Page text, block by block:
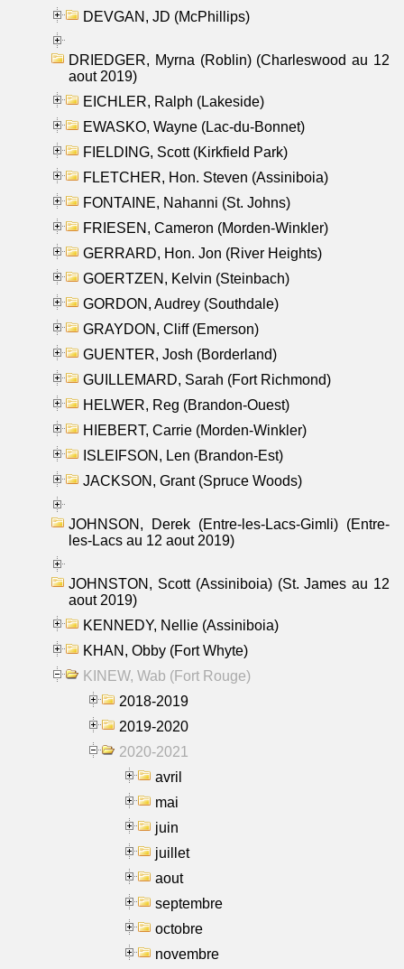
DEVGAN, JD (McPhillips)
DRIEDGER, Myrna (Roblin) (Charleswood au 12
aout 2019)
EICHLER, Ralph (Lakeside)
EWASKO, Wayne (Lac-du-Bonnet)
FIELDING, Scott (Kirkfield Park)
FLETCHER, Hon. Steven (Assiniboia)
FONTAINE, Nahanni (St. Johns)
FRIESEN, Cameron (Morden-Winkler)
GERRARD, Hon. Jon (River Heights)
GOERTZEN, Kelvin (Steinbach)
GORDON, Audrey (Southdale)
GRAYDON, Cliff (Emerson)
GUENTER, Josh (Borderland)
GUILLEMARD, Sarah (Fort Richmond)
HELWER, Reg (Brandon-Ouest)
HIEBERT, Carrie (Morden-Winkler)
ISLEIFSON, Len (Brandon-Est)
JACKSON, Grant (Spruce Woods)
JOHNSON, Derek (Entre-les-Lacs-Gimli) (Entre-
les-Lacs au 12 aout 2019)
JOHNSTON, Scott (Assiniboia) (St. James au 12
aout 2019)
KENNEDY, Nellie (Assiniboia)
KHAN, Obby (Fort Whyte)
KINEW, Wab (Fort Rouge)
2018-2019
2019-2020
2020-2021
avril
mai
juin
juillet
aout
septembre
octobre
novembre